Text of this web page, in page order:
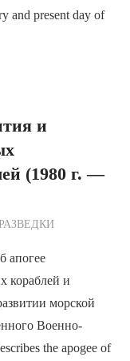
and present day of
и
(1980 г. —
апогее
кораблей и
морской
Военно-
the apogee of